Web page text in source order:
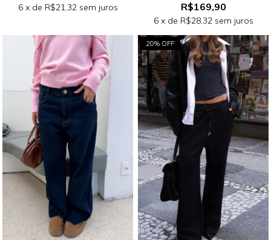
6 x de R$21,32 sem juros R$169,90
6 x de R$28,32 sem juros
20% OFF